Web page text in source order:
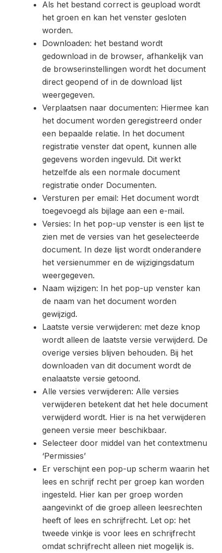
Als het bestand correct is geupload wordt
het groen en kan het venster gesloten
worden.
Downloaden: het bestand wordt
gedownload in de browser, afhankelijk van
de browserinstellingen wordt het document
direct geopend of in de download lijst
weergegeven.
Verplaatsen naar documenten: Hiermee kan
het document worden geregistreerd onder
een bepaalde relatie. In het document
registratie venster dat opent, kunnen alle
gegevens worden ingevuld. Dit werkt
hetzelfde als een normale document
registratie onder Documenten.
Versturen per email: Het document wordt
toegevoegd als bijlage aan een e-mail.
Versies: In het pop-up venster is een lijst te
zien met de versies van het geselecteerde
document. In deze lijst wordt onderandere
het versienummer en de wijzigingsdatum
weergegeven.
Naam wijzigen: In het pop-up venster kan
de naam van het document worden
gewijzigd.
Laatste versie verwijderen: met deze knop
wordt alleen de laatste versie verwijderd. De
overige versies blijven behouden. Bij het
downloaden van dit document wordt de
enalaatste versie getoond.
Alle versies verwijderen: Alle versies
verwijderen betekent dat het hele document
verwijderd wordt. Hier is na het verwijderen
geneen versie meer beschikbaar.
Selecteer door middel van het contextmenu
‘Permissies’
Er verschijnt een pop-up scherm waarin het
lees en schrijf recht per groep kan worden
ingesteld. Hier kan per groep worden
aangevinkt of die groep alleen leesrechten
heeft of lees en schrijfrecht. Let op: het
tweede vinkje is voor lees en schrijfrecht
omdat schrijfrecht alleen niet mogelijk is.